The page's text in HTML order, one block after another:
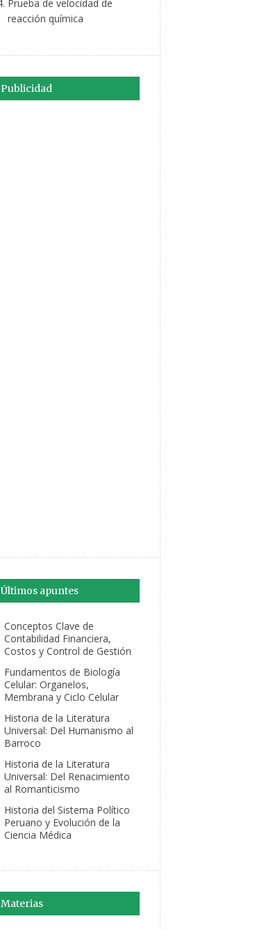
Prueba de velocidad de
reacción química
Publicidad
Últimos apuntes
Conceptos Clave de
Contabilidad Financiera,
Costos y Control de Gestión
Fundamentos de Biología
Celular: Organelos,
Membrana y Ciclo Celular
Historia de la Literatura
Universal: Del Humanismo al
Barroco
Historia de la Literatura
Universal: Del Renacimiento
al Romanticismo
Historia del Sistema Político
Peruano y Evolución de la
Ciencia Médica
Materias